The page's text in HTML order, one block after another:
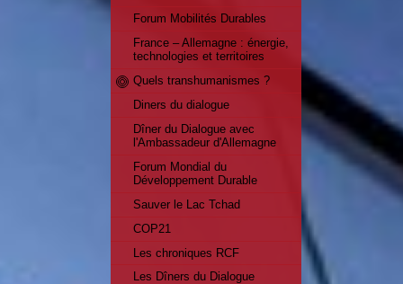
Forum Mobilités Durables
France – Allemagne : énergie,
technologies et territoires
Quels transhumanismes ?
Diners du dialogue
Dîner du Dialogue avec
l'Ambassadeur d'Allemagne
Forum Mondial du
Développement Durable
Sauver le Lac Tchad
COP21
Les chroniques RCF
Les Dîners du Dialogue